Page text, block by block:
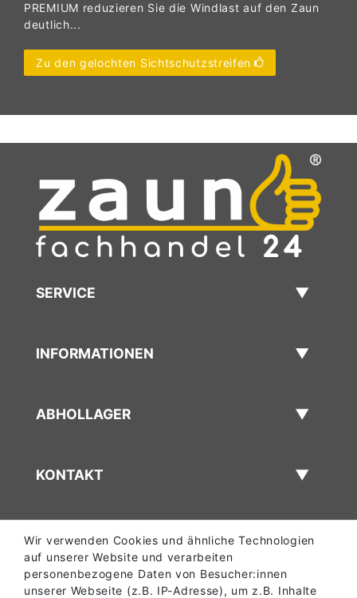
PREMIUM reduzieren Sie die Windlast auf den Zaun
deutlich...
Zu den gelochten Sichtschutzstreifen
SERVICE
INFORMATIONEN
ABHOLLAGER
KONTAKT
Wir verwenden Cookies und ähnliche Technologien
auf unserer Website und verarbeiten
personenbezogene Daten von Besucher:innen
unserer Webseite (z.B. IP-Adresse), um z.B. Inhalte